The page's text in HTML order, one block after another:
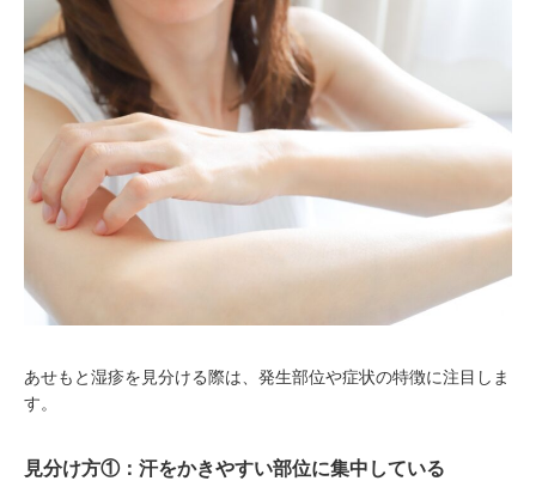
あせもと湿疹を見分ける際は、発生部位や症状の特徴に注目しま
す。
見分け方①：汗をかきやすい部位に集中している